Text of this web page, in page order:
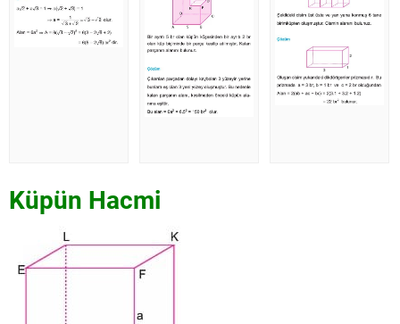
Küpün Hacmi